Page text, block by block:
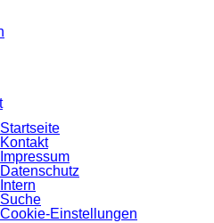
Navigation
überspringen
Startseite
Kontakt
Impressum
Datenschutz
Intern
Suche
Cookie-Einstellungen